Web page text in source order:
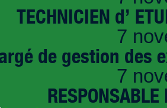
TECHNICIEN d’
7
de gestion des
7